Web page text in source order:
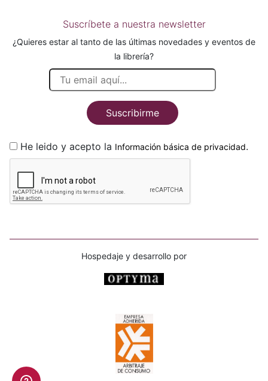
Suscríbete a nuestra newsletter
¿Quieres estar al tanto de las últimas novedades y eventos de
la librería?
Suscribirme
He leido y acepto la Información básica de privacidad.
Hospedaje y desarrollo por